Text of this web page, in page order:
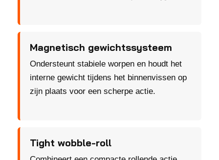
Magnetisch gewichtssysteem
Ondersteunt stabiele worpen en houdt het
interne gewicht tijdens het binnenvissen op
zijn plaats voor een scherpe actie.
Tight wobble-roll